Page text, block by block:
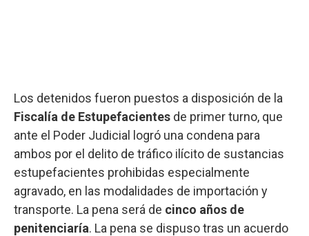
Los detenidos fueron puestos a disposición de la
Fiscalía de Estupefacientes de primer turno, que
ante el Poder Judicial logró una condena para
ambos por el delito de tráfico ilícito de sustancias
estupefacientes prohibidas especialmente
agravado, en las modalidades de importación y
transporte. La pena será de cinco años de
penitenciaría. La pena se dispuso tras un acuerdo